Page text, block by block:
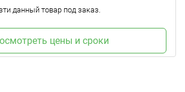
данный товар под заказ.
цены и сроки